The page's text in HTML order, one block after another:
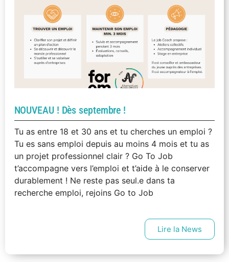
NOUVEAU ! Dès septembre !
Tu as entre 18 et 30 ans et tu cherches un emploi ?
Tu es sans emploi depuis au moins 4 mois et tu as
un projet professionnel clair ? Go To Job
t’accompagne vers l’emploi et t’aide à le conserver
durablement ! Ne reste pas seul.e dans ta
recherche emploi, rejoins Go to Job
Lire la News